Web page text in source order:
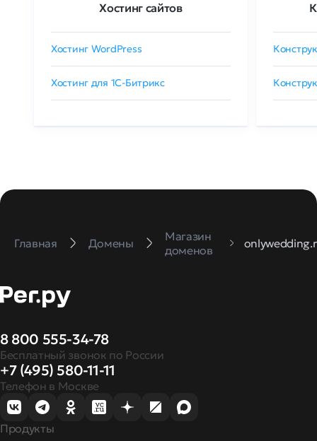
Хостинг сайтов
Хостинг WordPress
Хостинг для 1C-Битрикс
Главная Домены
Магазин
доменов
8 800 555-34-78
Бесплатный звонок по России
+7 (495) 580-11-11
Телефон в Москве
Продукты